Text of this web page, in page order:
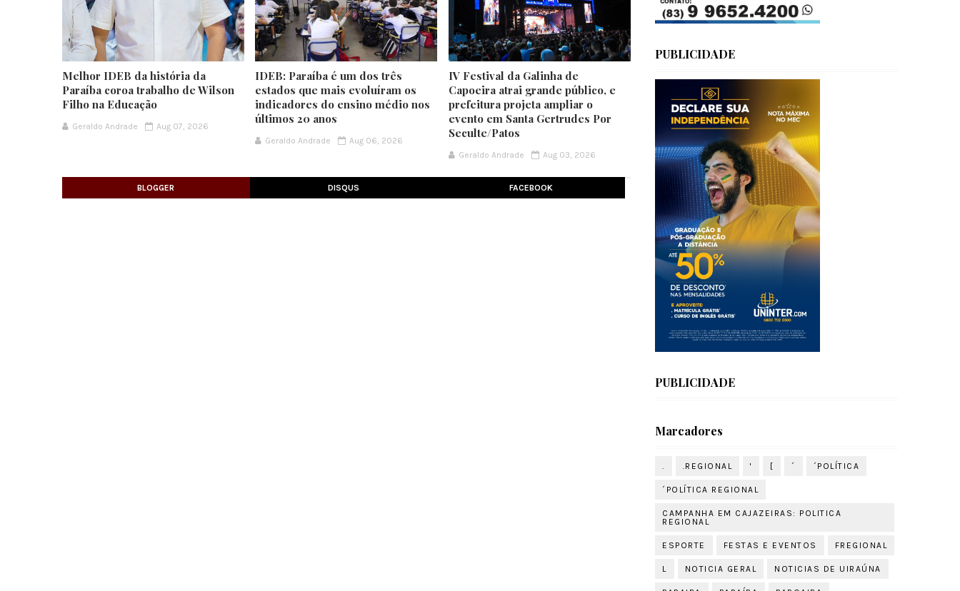
Melhor IDEB da história da
Paraíba coroa trabalho de Wilson
Filho na Educação
Geraldo Andrade Aug 07, 2026
IDEB: Paraíba é um dos três
estados que mais evoluíram os
indicadores do ensino médio nos
últimos 20 anos
Geraldo Andrade Aug 06, 2026
IV Festival da Galinha de
Capoeira atrai grande público, e
prefeitura projeta ampliar o
evento em Santa Gertrudes Por
Seculte/Patos
Geraldo Andrade Aug 03, 2026
BLOGGER DISQUS FACEBOOK
PUBLICIDADE
PUBLICIDADE
Marcadores
. .REGIONAL ' [ ´ ´POLÍTICA
´POLÍTICA REGIONAL
CAMPANHA EM CAJAZEIRAS: POLITICA
REGIONAL
ESPORTE FESTAS E EVENTOS FREGIONAL
L NOTICIA GERAL NOTICIAS DE UIRAÚNA